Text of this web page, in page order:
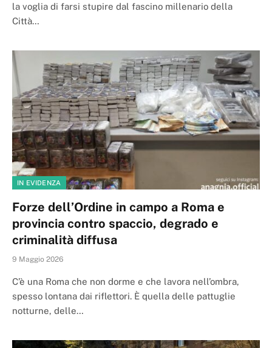
la voglia di farsi stupire dal fascino millenario della
Città…
IN EVIDENZA
Forze dell’Ordine in campo a Roma e
provincia contro spaccio, degrado e
criminalità diffusa
9 Maggio 2026
C’è una Roma che non dorme e che lavora nell’ombra,
spesso lontana dai riflettori. È quella delle pattuglie
notturne, delle…